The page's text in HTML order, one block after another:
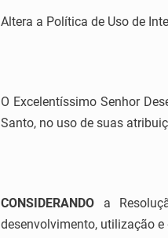
Altera a Política de Uso de
O Excelentíssimo Senhor
Santo, no uso de suas
CONSIDERANDO a
desenvolvimento, utilização